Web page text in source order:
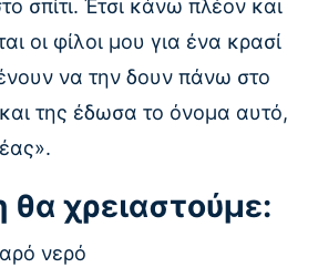
σπίτι. Έτσι κάνω πλέον και
οι φίλοι μου για ένα κρασί
να την δουν πάνω στο
και της έδωσα το όνομα αυτό,
θα χρειαστούμε:
νερό